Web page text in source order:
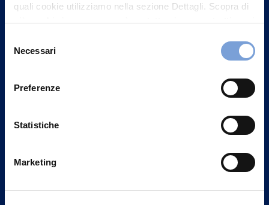
quali cookie utilizziamo nella sezione Dettagli. Scopra di
più su chi siamo, come può contattarci e come trattiamo i
può trovare nel footer del sito nella sezione "Informativa
delNecessari
Preferenze
Statistiche
Marketing
Contattaci